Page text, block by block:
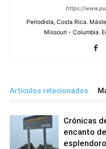
https://
Periodista, Costa Rica.
Missouri - Columbia.
Artículos relacionados
Crónicas
encanto